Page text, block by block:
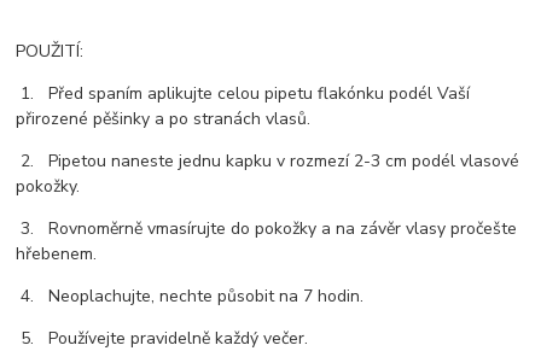
POUŽITÍ:
1. Před spaním aplikujte celou pipetu flakónku podél Vaší
přirozené pěšinky a po stranách vlasů.
2. Pipetou naneste jednu kapku v rozmezí 2-3 cm podél vlasové
pokožky.
3. Rovnoměrně vmasírujte do pokožky a na závěr vlasy pročešte
hřebenem.
4. Neoplachujte, nechte působit na 7 hodin.
5. Používejte pravidelně každý večer.